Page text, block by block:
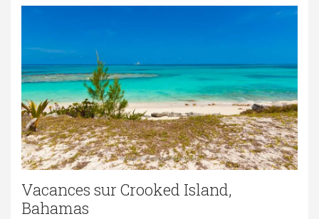
Vacances sur Crooked Island,
Bahamas